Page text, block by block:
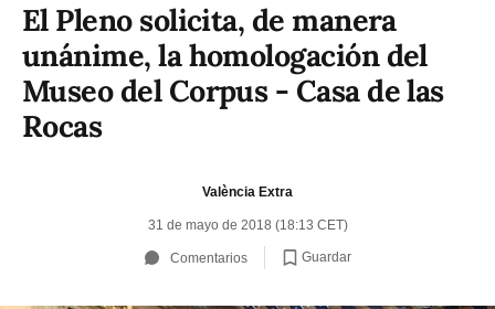
El Pleno solicita, de manera
unánime, la homologación del
Museo del Corpus - Casa de las
Rocas
València Extra
31 de mayo de 2018 (18:13 CET)
Comentarios Guardar